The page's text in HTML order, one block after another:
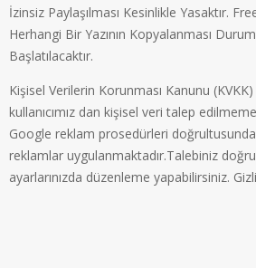
İzinsiz Paylaşılması Kesinlikle Yasaktır.
Herhangi Bir Yazının Kopyalanması
Başlatılacaktır.
Kişisel Verilerin Korunması Kanunu
kullanıcımız dan kişisel veri talep
Google reklam prosedürleri
reklamlar uygulanmaktadır.Talebiniz
ayarlarınızda düzenleme yapabilirsiniz.